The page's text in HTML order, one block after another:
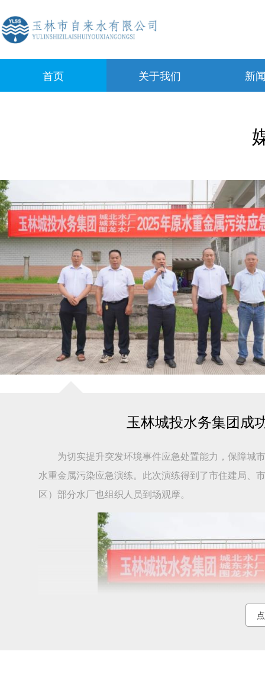
首页 关于我们 新
玉林城投水务集团成
为切实提升突发环境事件应急处置能力，保障城
水重金属污染应急演练。此次演练得到了市住建局、
区）部分水厂也组织人员到场观摩。